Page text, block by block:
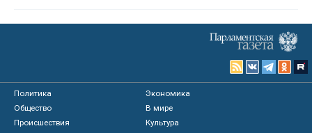
Политика
Экономика
Общество
В мире
Происшествия
Культура